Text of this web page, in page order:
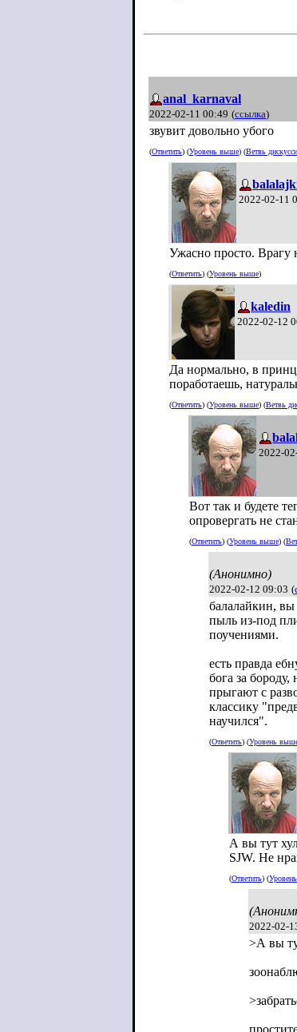
anal_karnaval
2022-02-11 00:49 (ссылка)
звувит довольно убого
(Ответить) (Уровень выше) (Ветвь
2022-02-11
Ужасно просто. Врагу
(Ответить) (Уровень выше)
kaledin
2022-02-12
Да нормально, в
поработаешь,
(Ответить) (Уровень выше) (Ветвь
2022-
Вот так и будете
опровергать не
(Ответить) (Уровень выше) (
(Анонимно)
2022-02-12 09:03 (
балалайкин, вы
пыль из-под
поучениями.
есть правда
бога за
прыгают с
классику
научился".
(Ответить) (Уровень
А вы тут
SJW. Не
(Ответить) (
2022-02-
>А вы